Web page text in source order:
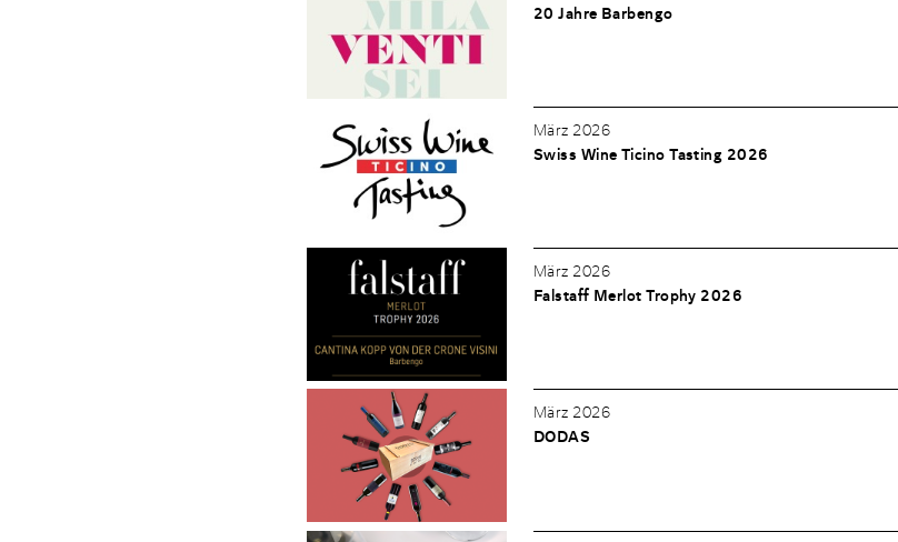
20 Jahre Barbengo
März 2026
Swiss Wine Ticino Tasting 2026
März 2026
Falstaff Merlot Trophy 2026
März 2026
DODAS